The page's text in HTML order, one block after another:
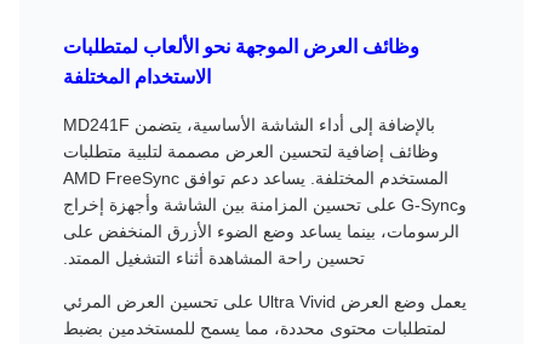
وظائف العرض الموجهة نحو الألعاب لمتطلبات
الاستخدام المختلفة
بالإضافة إلى أداء الشاشة الأساسية، يتضمن MD241F
وظائف إضافية لتحسين العرض مصممة لتلبية متطلبات
المستخدم المختلفة. يساعد دعم توافق AMD FreeSync
وG-Sync على تحسين المزامنة بين الشاشة وأجهزة إخراج
الرسومات، بينما يساعد وضع الضوء الأزرق المنخفض على
تحسين راحة المشاهدة أثناء التشغيل الممتد.
يعمل وضع العرض Ultra Vivid على تحسين العرض المرئي
لمتطلبات محتوى محددة، مما يسمح للمستخدمين بضبط